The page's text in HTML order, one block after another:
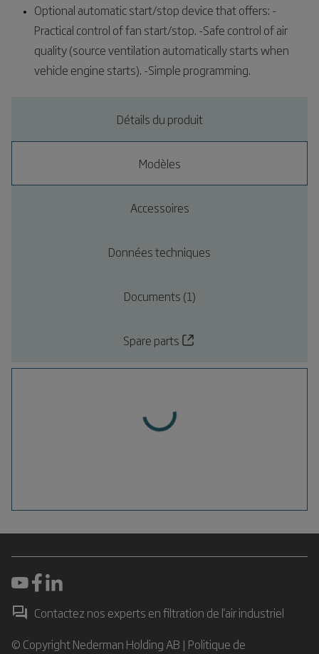
Optional automatic start/stop device that offers: -
Practical control of fan start/stop. -Safe control of air
quality (source ventilation automatically starts when
vehicle engine starts). -Simple programming.
Détails du produit
Modèles
Accessoires
Données techniques
Documents (1)
Spare parts
Contactez nos experts en filtration de l'air industriel
© Copyright Nederman Holding AB | Politique de